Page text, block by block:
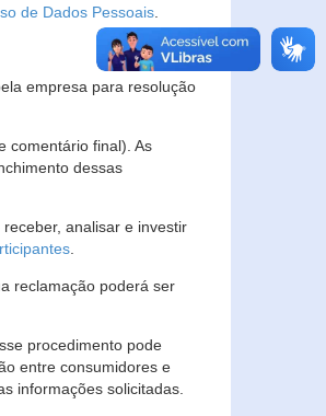
de Dados Pessoais
empresa para resolução
comentário final). As
dessas
analisar e investir
reclamação poderá ser
procedimento pode
entre consumidores e
informações solicitadas.